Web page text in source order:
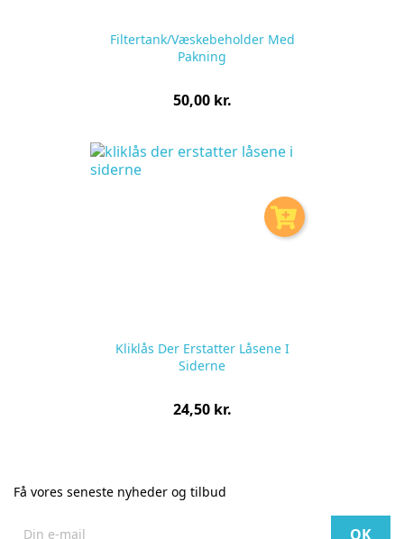
Filtertank/væskebeholder Med
Pakning
Pris
50,00 kr.
Kliklås Der Erstatter Låsene I
Siderne
Pris
24,50 kr.
Få vores seneste nyheder og tilbud